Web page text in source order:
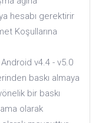
hesabı gerektirir
Koşullarına
Android v4.4 - v5.0
baskı almaya
bir baskı
olarak